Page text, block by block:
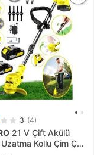
3 (4)
21 V Çift Akülü
Kollu Çim Çalı